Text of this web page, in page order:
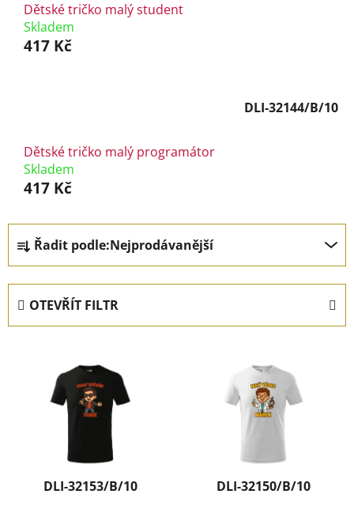
Dětské tričko malý student
Skladem
417 Kč
DLI-32144/B/10
Dětské tričko malý programátor
Skladem
417 Kč
Ř
a
z
e
n
Řadit podle:Nejprodávanější
OTEVŘÍT FILTR
DLI-32153/B/10
DLI-32150/B/10